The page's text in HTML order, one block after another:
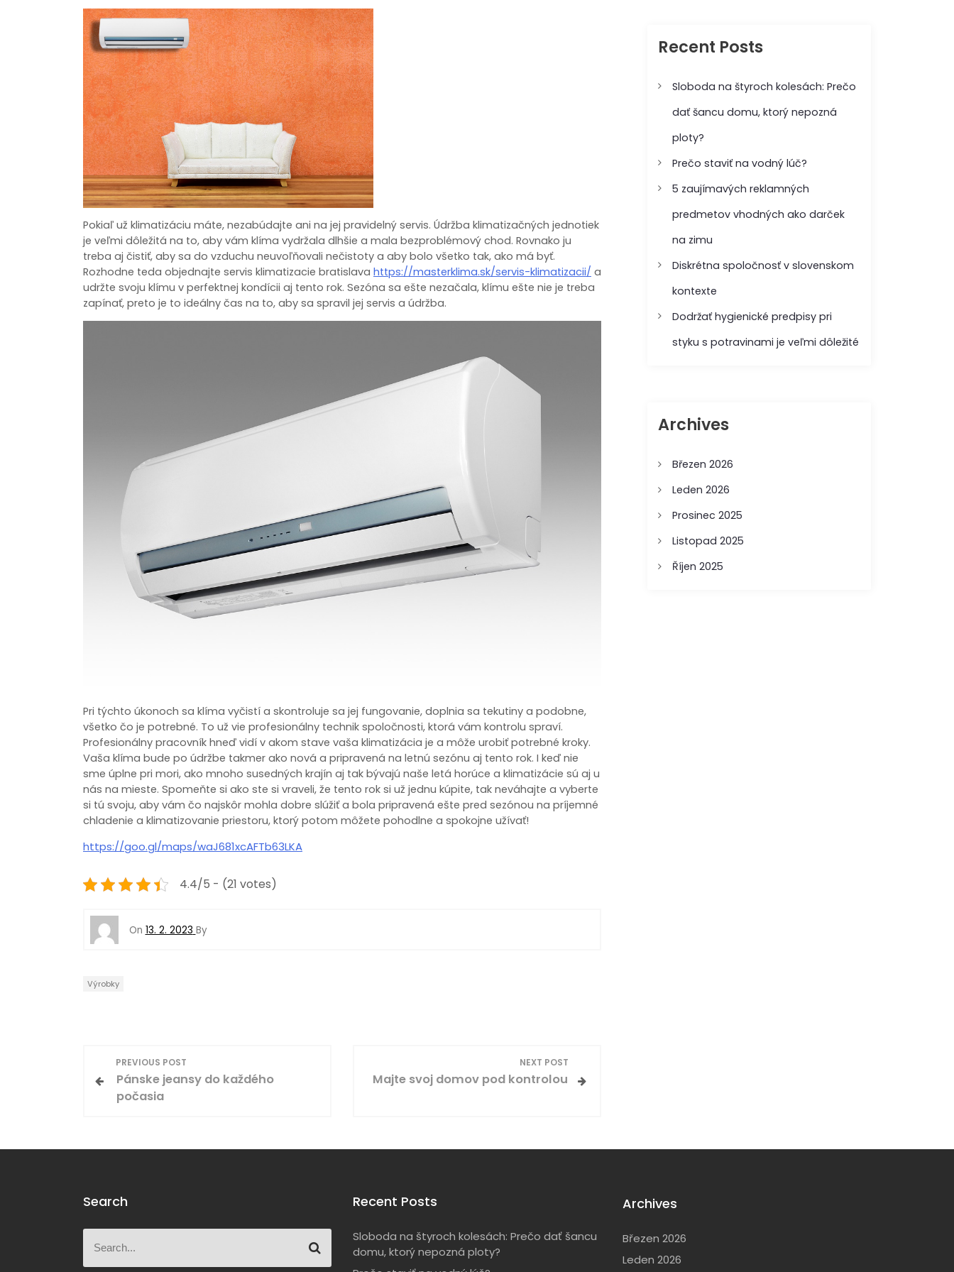
Pokiaľ už klimatizáciu máte, nezabúdajte ani na jej pravidelný servis. Údržba klimatizačných jednotiek
je veľmi dôležitá na to, aby vám klíma vydržala dlhšie a mala bezproblémový chod. Rovnako ju
treba aj čistiť, aby sa do vzduchu neuvoľňovali nečistoty a aby bolo všetko tak, ako má byť.
Rozhodne teda objednajte servis klimatizacie bratislava https://masterklima.sk/servis-klimatizacii/ a
udržte svoju klímu v perfektnej kondícii aj tento rok. Sezóna sa ešte nezačala, klímu ešte nie je treba
zapínať, preto je to ideálny čas na to, aby sa spravil jej servis a údržba.
Pri týchto úkonoch sa klíma vyčistí a skontroluje sa jej fungovanie, doplnia sa tekutiny a podobne,
všetko čo je potrebné. To už vie profesionálny technik spoločnosti, ktorá vám kontrolu spraví.
Profesionálny pracovník hneď vidí v akom stave vaša klimatizácia je a môže urobiť potrebné kroky.
Vaša klíma bude po údržbe takmer ako nová a pripravená na letnú sezónu aj tento rok. I keď nie
sme úplne pri mori, ako mnoho susedných krajín aj tak bývajú naše letá horúce a klimatizácie sú aj u
nás na mieste. Spomeňte si ako ste si vraveli, že tento rok si už jednu kúpite, tak neváhajte a vyberte
si tú svoju, aby vám čo najskôr mohla dobre slúžiť a bola pripravená ešte pred sezónou na príjemné
chladenie a klimatizovanie priestoru, ktorý potom môžete pohodlne a spokojne užívať!
https://goo.gl/maps/waJ681xcAFTb63LKA
4.4/5 - (21 votes)
On 13. 2. 2023 By
Výrobky
a
i
c
PREVIOUS POST
Pánske jeansy do každého
počasia
NEXT POST
Majte svoj domov pod kontrolou
f
o
:
Recent Posts
Sloboda na štyroch kolesách: Prečo
dať šancu domu, ktorý nepozná
ploty?
Prečo staviť na vodný lúč?
5 zaujímavých reklamných
predmetov vhodných ako darček
na zimu
Diskrétna spoločnosť v slovenskom
kontexte
Dodržať hygienické predpisy pri
styku s potravinami je veľmi dôležité
Archives
Březen 2026
Leden 2026
Prosinec 2025
Listopad 2025
Říjen 2025
Search
a
S
Recent Posts
Sloboda na štyroch kolesách: Prečo dať šancu
domu, ktorý nepozná ploty?
Archives
Březen 2026
Leden 2026